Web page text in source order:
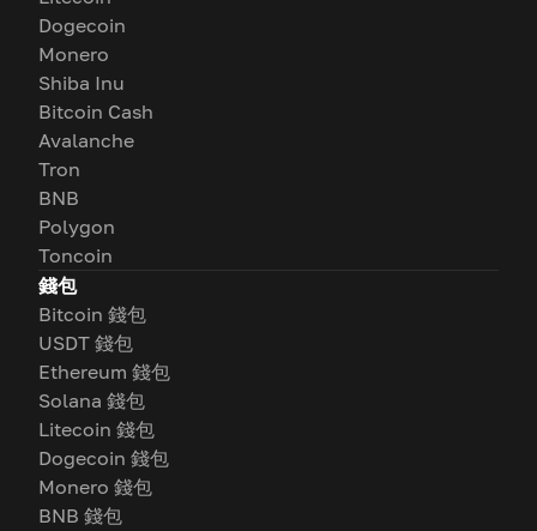
Dogecoin
Monero
Shiba Inu
Bitcoin Cash
Avalanche
Tron
BNB
Polygon
Toncoin
錢包
Bitcoin 錢包
USDT 錢包
Ethereum 錢包
Solana 錢包
Litecoin 錢包
Dogecoin 錢包
Monero 錢包
BNB 錢包